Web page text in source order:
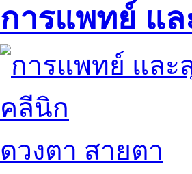
การแพทย์ แ
คลีนิก
ดวงตา สายตา